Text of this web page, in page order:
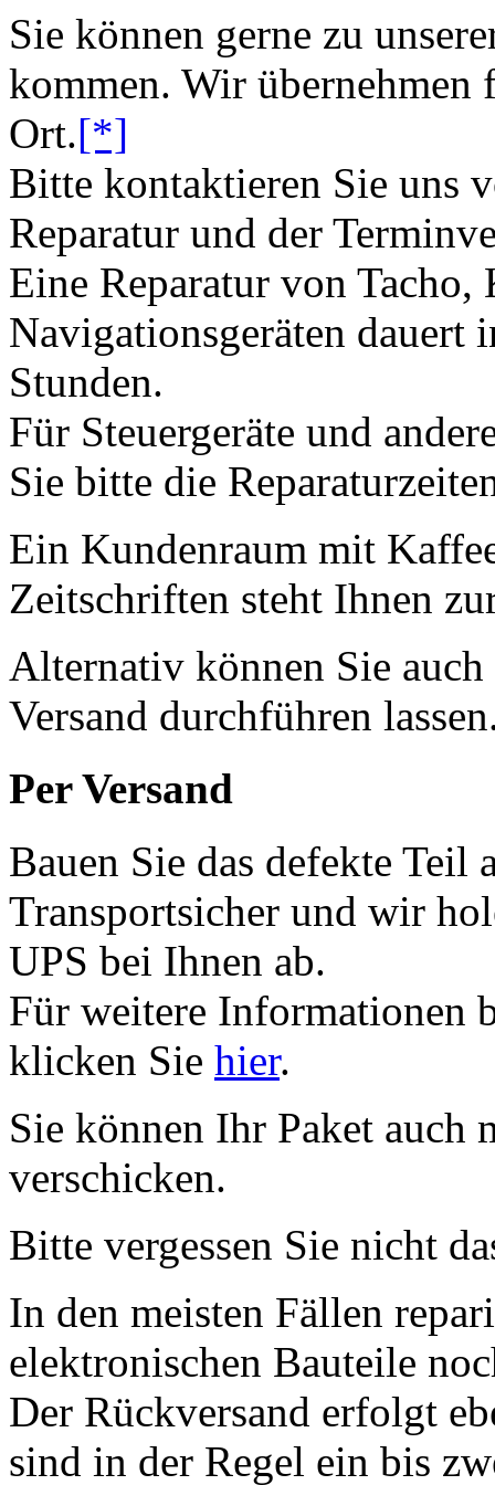
Sie können gerne zu
kommen. Wir
Ort.[*]
Bitte kontaktieren Sie uns
Reparatur und der
Eine Reparatur von
Navigationsgeräten dauert
Stunden.
Für Steuergeräte und
Sie bitte die
Ein Kundenraum mit
Zeitschriften steht Ihnen
Alternativ können Sie auch
Versand durchführen
Per Versand
Bauen Sie das defekte Teil
Transportsicher und wir
UPS bei Ihnen ab.
Für weitere Informationen
klicken Sie hier.
Sie können Ihr Paket auch
verschicken.
Bitte vergessen Sie nicht
In den meisten Fällen
elektronischen Bauteile
Der Rückversand erfolgt
sind in der Regel ein bis